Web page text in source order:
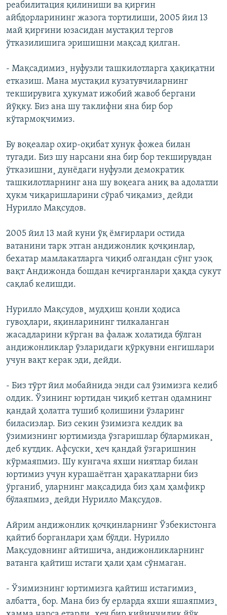
реабилитация қилиниши ва қирғин
айбдорларининг жазога тортилиши, 2005 йил 13
май қирғини юзасидан мустақил тергов
ўтказилишига эришишни мақсад қилган.
- Мақсадимиз¸ нуфузли ташкилотларга ҳақиқатни
етказиш. Мана мустақил кузатувчиларнинг
текширувига ҳукумат ижобий жавоб бергани
йўқку. Биз ана шу таклифни яна бир бор
кўтармоқчимиз.
Бу воқеалар охир-оқибат хунук фожеа билан
тугади. Биз шу нарсани яна бир бор текширувдан
ўтказишни¸ дунëдаги нуфузли демократик
ташкилотларнинг ана шу воқеага аниқ ва адолатли
ҳукм чиқаришларини сўраб чиқамиз¸ дейди
Нурилло Мақсудов.
2005 йил 13 май куни ўқ ёмғирлари остида
ватанини тарк этган андижонлик қочқинлар,
бехатар мамлакатларга чиқиб олгандан сўнг узоқ
вақт Андижонда бошдан кечирганлари ҳақда сукут
сақлаб келишди.
Нурилло Мақсудов¸ мудҳиш қонли ҳодиса
гувоҳлари, яқинларининг тилкаланган
жасадларини кўрган ва фалаж холатида бўлган
андижонликлар ўзларидаги қўрқувни енгишлари
учун вақт керак эди, дейди.
- Биз тўрт йил мобайнида энди сал ўзимизга келиб
олдик. Ўзининг юртидан чиқиб кетган одамнинг
қандай ҳолатга тушиб қолишини ўзларинг
биласизлар. Биз секин ўзимизга келдик ва
ўзимизнинг юртимизда ўзгаришлар бўлармикан¸
деб кутдик. Афсуски¸ ҳеч қандай ўзгаришнин
кўрмаяпмиз. Шу кунгача яхши ниятлар билан
юртимиз учун курашаëтган ҳаракатларни биз
ўрганиб¸ уларнинг мақсадида биз ҳам ҳамфикр
бўлаяпмиз¸ дейди Нурилло Мақсудов.
Айрим андижонлик қочқинларнинг Ўзбекистонга
қайтиб борганлари ҳам бўлди. Нурилло
Мақсудовнинг айтишича, андижонликларнинг
ватанга қайтиш истаги ҳали ҳам сўнмаган.
- Ўзимизнинг юртимизга қайтиш истагимиз¸
албатта¸ бор. Мана биз бу ерларда яхши яшаяпмиз¸